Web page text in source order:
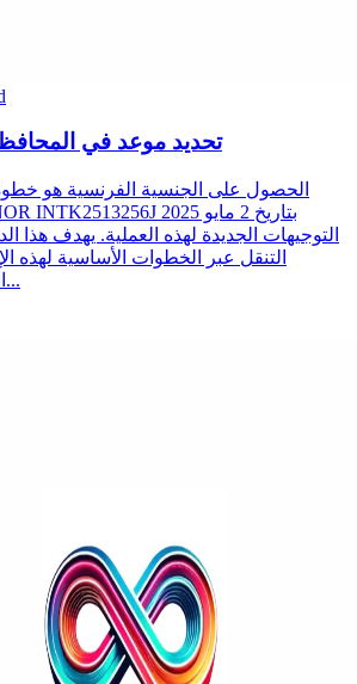
تحديد موعد في
الحصول على الجنسية الفرنسية هو
التوجيهات الجديدة لهذه العملية. يهدف هذا
التنقل عبر الخطوات الأساسية لهذه
التحضير جيدًا لضمان م...